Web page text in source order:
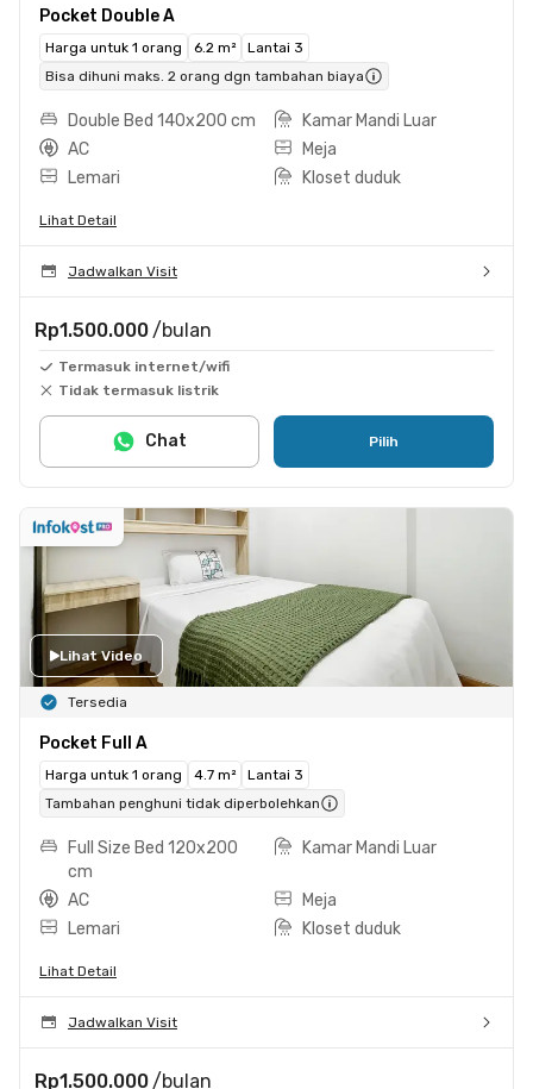
Pocket Double A
Harga untuk 1 orang 6.2 m²
Lantai 3
Bisa dihuni maks. 2 orang dgn tambahan biaya
Double Bed 140x200 cm
Kamar Mandi Luar
AC
Meja
Lemari
Kloset duduk
Lihat Detail
Jadwalkan Visit
Rp1.500.000 /bulan
Termasuk internet/wifi
Tidak termasuk listrik
Pilih
Chat
Lihat Video
Tersedia
Pocket Full A
Harga untuk 1 orang 4.7 m²
Lantai 3
Tambahan penghuni tidak diperbolehkan
Full Size Bed 120x200
cm
Kamar Mandi Luar
AC
Meja
Lemari
Kloset duduk
Lihat Detail
Jadwalkan Visit
Rp1.500.000 /bulan